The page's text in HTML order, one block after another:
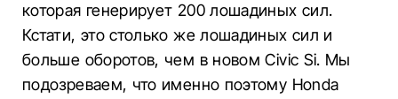
которая генерирует 200 лошадиных сил.
Кстати, это столько же лошадиных сил и
больше оборотов, чем в новом Civic Si. Мы
подозреваем, что именно поэтому Honda